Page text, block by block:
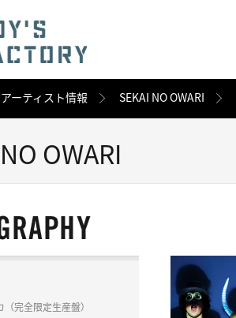
ーティスト情報 SEKAI NO OWARI
OWARI
（完全限定生産盤）